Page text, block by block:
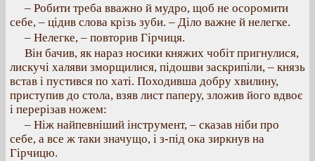
– Робити треба вважно й мудро, щоб не осоромити
себе, – цідив слова крізь зуби. – Діло важне й нелегке.
– Нелегке, – повторив Гірчиця.
Він бачив, як нараз носики княжих чобіт пригнулися,
лискучі халяви зморщилися, підошви заскрипіли, – князь
встав і пустився по хаті. Походивша добру хвилину,
приступив до стола, взяв лист паперу, зложив його вдвоє
і перерізав ножем:
– Ніж найпевніший інструмент, – сказав ніби про
себе, а все ж таки значущо, і з-під ока зиркнув на
Гірчицю.